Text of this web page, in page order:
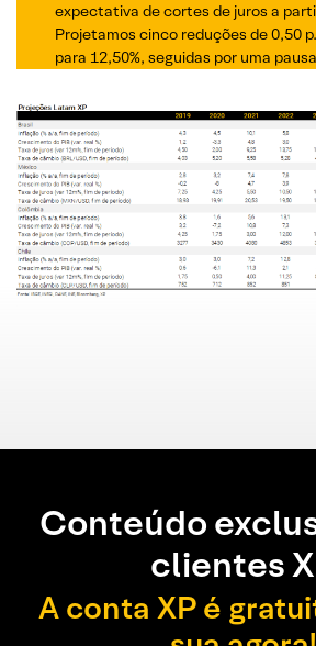
expectativa de cortes de juros a
Projetamos cinco reduções de 0,50
para 12,50%, seguidas por uma
Conteúdo
clientes
A conta XP é